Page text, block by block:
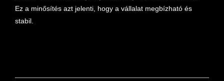
Ez a minősítés azt jelenti, hogy a vállalat megbízható és
stabil.